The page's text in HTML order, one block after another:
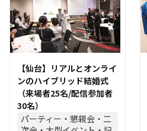
【仙台】リアルとオンライ
ンのハイブリッド結婚式
（来場者25名/配信参加者
30名）
パーティー・懇親会・二